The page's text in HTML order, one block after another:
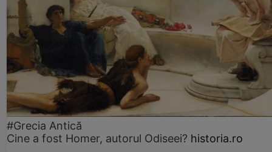
#Grecia Antică
Cine a fost Homer, autorul Odiseei? historia.ro